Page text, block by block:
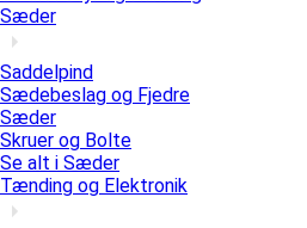
Sæder
Saddelpind
Sædebeslag og Fjedre
Sæder
Skruer og Bolte
Se alt i Sæder
Tænding og Elektronik